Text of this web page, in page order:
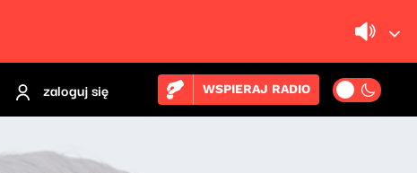
zaloguj się WSPIERAJ RADIO